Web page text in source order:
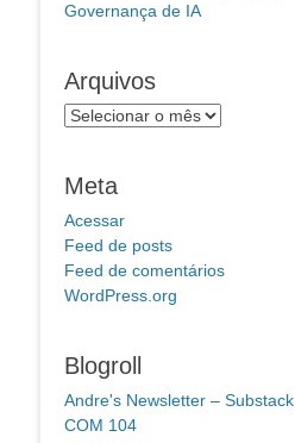
Governança de IA
Arquivos
Arquivos
Meta
Acessar
Feed de posts
Feed de comentários
WordPress.org
Blogroll
Andre's Newsletter – Substack
COM 104